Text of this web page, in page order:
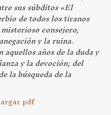
sus súbditos «El
de todos los tiranos
consejero,
y la ruina.
años de la duda y
y la devoción; del
la búsqueda de la
pdf